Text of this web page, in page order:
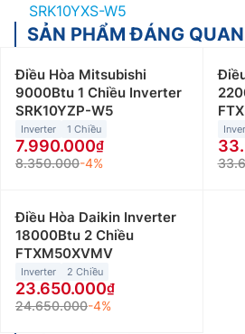
SRK10YXS-W5
SẢN PHẨM ĐÁNG
Điều Hòa Mitsubishi
9000Btu 1 Chiều Inverter
SRK10YZP-W5
Inverter 1 Chiều
7.990.000
8.350.000-4%
Điều Hòa Daikin Inverter
18000Btu 2 Chiều
FTXM50XVMV
Inverter 2 Chiều
23.650.000
24.650.000-4%